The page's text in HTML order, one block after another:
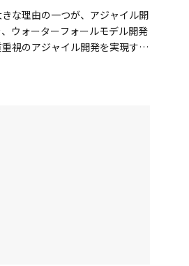
な理由の一つが、アジャイル開
ウォーターフォールモデル開発
視のアジャイル開発を実現する
近年では、AIシステムの品質